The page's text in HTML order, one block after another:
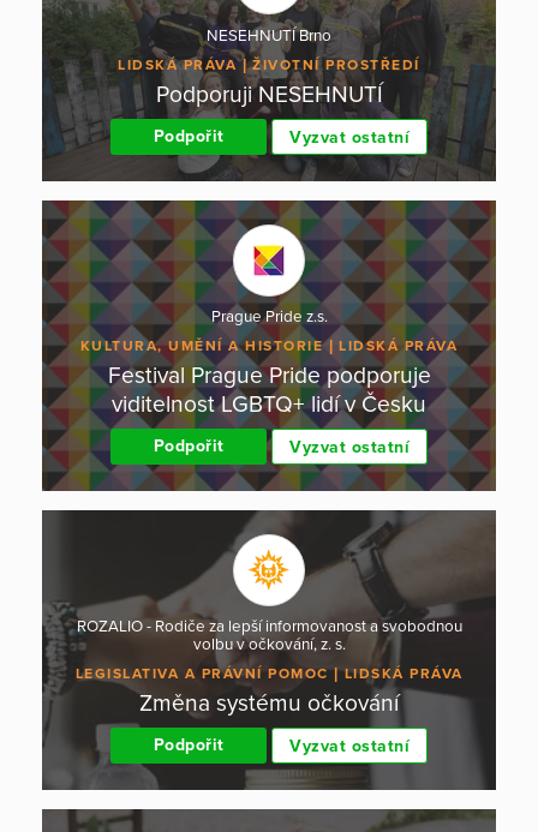
NESEHNUTÍ Brno
LIDSKÁ PRÁVA ŽIVOTNÍ PROSTŘEDÍ
Podporuji NESEHNUTÍ
Podpořit Vyzvat ostatní
Prague Pride z.s.
KULTURA, UMĚNÍ A HISTORIE LIDSKÁ PRÁVA
Festival Prague Pride podporuje
viditelnost LGBTQ+ lidí v Česku
Podpořit Vyzvat ostatní
ROZALIO - Rodiče za lepší informovanost a svobodnou
volbu v očkování, z. s.
LEGISLATIVA A PRÁVNÍ POMOC LIDSKÁ PRÁVA
Změna systému očkování
Podpořit Vyzvat ostatní